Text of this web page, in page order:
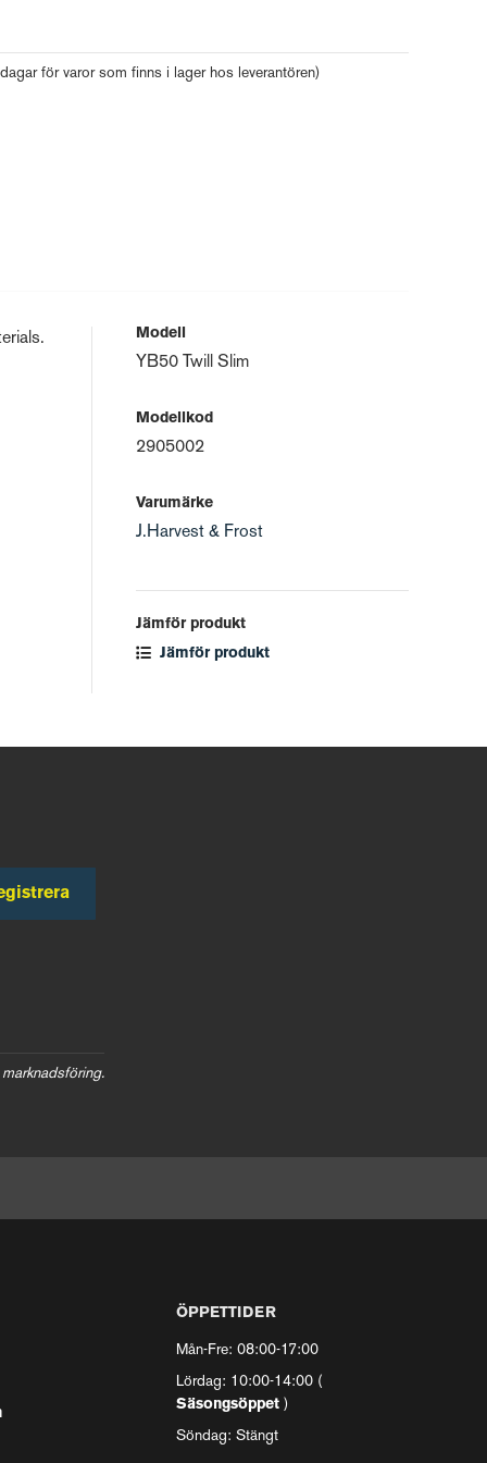
för varor som finns i lager hos leverantören)
Modell
YB50 Twill Slim
Modellkod
2905002
Varumärke
J.Harvest & Frost
Jämför produkt
Jämför produkt
ÖPPETTIDER
Mån-Fre: 08:00-17:00
Lördag: 10:00-14:00 (
Säsongsöppet )
Söndag: Stängt